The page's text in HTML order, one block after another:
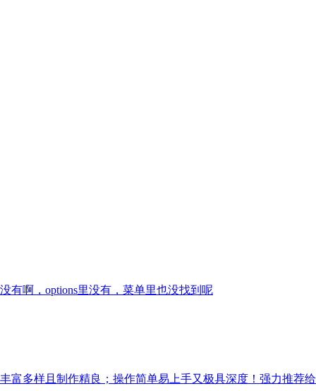
有啊，options里没有，菜单里也没找到呢
富多样且制作精良；操作简单易上手又极具深度！强力推荐